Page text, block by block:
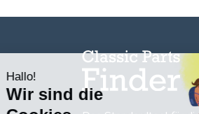
Hallo!
Wir sind die